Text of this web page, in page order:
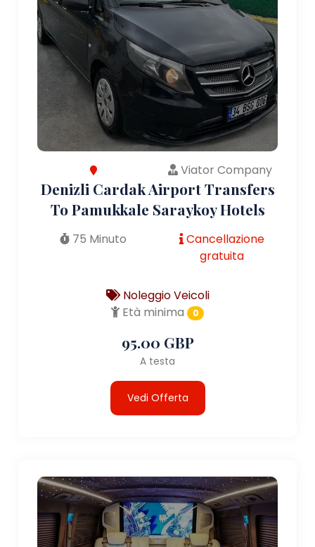
Viator Company
Denizli Cardak Airport Transfers
To Pamukkale Saraykoy Hotels
75 Minuto
Cancellazione
gratuita
Noleggio Veicoli
Età minima
0
95.00 GBP
A testa
Vedi Offerta